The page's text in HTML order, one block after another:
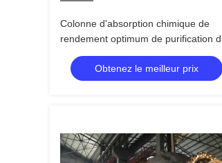
Colonne d'absorption chimique de
rendement optimum de purification de
gaz résiduel de colonne
Obtenez le meilleur prix